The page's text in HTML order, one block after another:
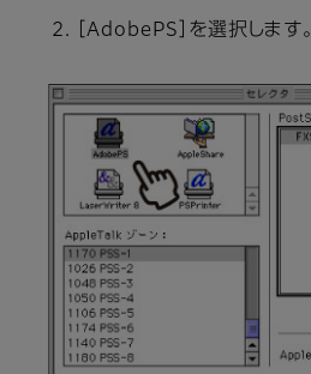
［AdobePS］を選択します。